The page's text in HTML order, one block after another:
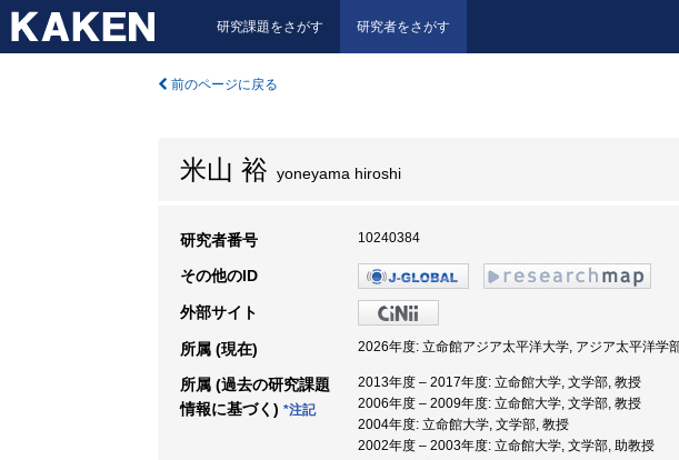
研究課題をさがす 研究者をさがす
前のページに戻る
米山 裕 yoneyama hiroshi
研究者番号 10240384
その他のID
外部サイト
所属 (現在) 2026年度: 立命館アジア太平洋大学, アジア太平洋学
所属 (過去の研究課題
情報に基づく) *注記
2013年度 – 2017年度: 立命館大学, 文学部, 教授
2006年度 – 2009年度: 立命館大学, 文学部, 教授
2004年度: 立命館大学, 文学部, 教授
2002年度 – 2003年度: 立命館大学, 文学部, 助教授